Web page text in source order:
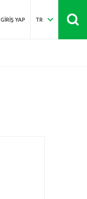
GIRIŞ YAP TR